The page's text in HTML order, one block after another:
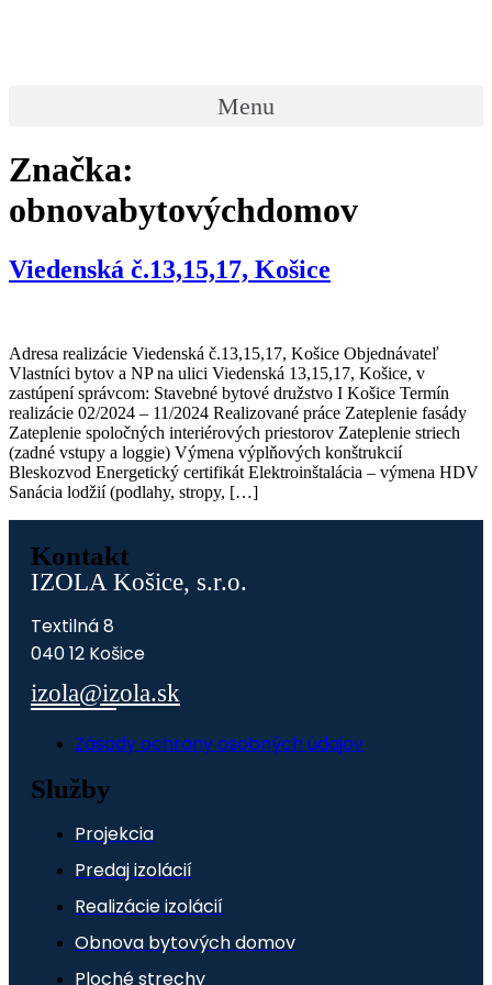
Menu
Značka:
obnovabytovýchdomov
Viedenská č.13,15,17, Košice
Adresa realizácie Viedenská č.13,15,17, Košice Objednávateľ
Vlastníci bytov a NP na ulici Viedenská 13,15,17, Košice, v
zastúpení správcom: Stavebné bytové družstvo I Košice Termín
realizácie 02/2024 – 11/2024 Realizované práce Zateplenie fasády
Zateplenie spoločných interiérových priestorov Zateplenie striech
(zadné vstupy a loggie) Výmena výplňových konštrukcií
Bleskozvod Energetický certifikát Elektroinštalácia – výmena HDV
Sanácia lodžií (podlahy, stropy, […]
Kontakt
IZOLA Košice, s.r.o.
Textilná 8
040 12 Košice
izola@izola.sk
Zásady ochrany osobných údajov
Služby
Projekcia
Predaj izolácií
Realizácie izolácií
Obnova bytových domov
Ploché strechy
Nevyhnutné
voliteľné. Sú
potrebné pre
fungovanie
stránky.
Štatistiky
mohli
funkčnosť
a štruktúru
stránky na
základe
spôsobu
používania
stránky.